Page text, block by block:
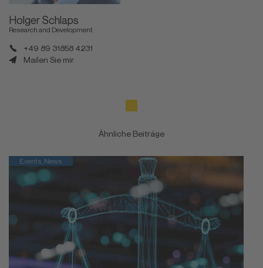
Holger Schlaps
Research and Development
+49 89 31858 4231
Mailen Sie mir
Ähnliche Beiträge
Events, News